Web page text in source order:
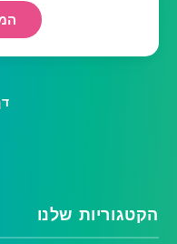
דף 1
הקטגוריות שלנו